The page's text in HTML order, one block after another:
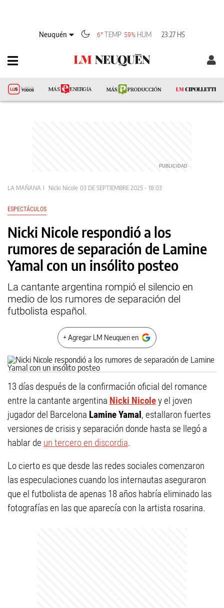
Neuquén 6° TEMP 59% HUM 23:27 HS
LA MAÑANA Nicki Nicole 03 DE SEPTIEMBRE 2025 - 18:03
ESPECTÁCULOS
Nicki Nicole respondió a los
rumores de separación de Lamine
Yamal con un insólito posteo
La cantante argentina rompió el silencio en
medio de los rumores de separación del
futbolista español.
+ Agregar LM Neuquen en
13 días después de la confirmación oficial del romance
entre la cantante argentina Nicki Nicoley el joven
jugador del Barcelona Lamine Yamal, estallaron fuertes
versiones de crisis y separación donde hasta se llegó a
hablar de un tercero en discordia.
Lo cierto es que desde las redes sociales comenzaron
las especulaciones cuando los internautas aseguraron
que el futbolista de apenas 18 años habría eliminado las
fotografías en las que aparecía con la artista rosarina.